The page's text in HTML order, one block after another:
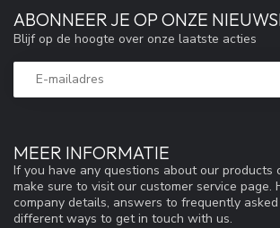
MEER INFORMATIE
If you have any questions about our products
make sure to visit our customer service page.
company details, answers to frequently
different ways to get in touch with us.
ABONNEER JE OP ONZE
Blijf op de hoogte over onze laatste acties